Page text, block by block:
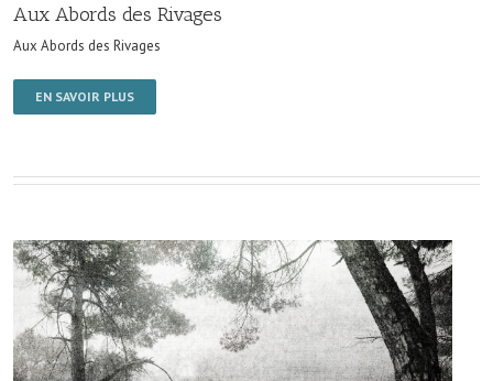
Aux Abords des Rivages
Aux Abords des Rivages
EN SAVOIR PLUS